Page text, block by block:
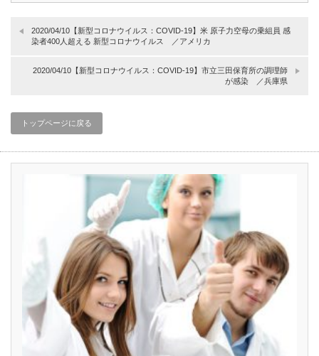
2020/04/10【新型コロナウイルス：COVID-19】米 原子力空母の乗組員 感
染者400人超える 新型コロナウイルス ／アメリカ
2020/04/10【新型コロナウイルス：COVID-19】市立三田保育所の調理師
が感染 ／兵庫県
トップページに戻る